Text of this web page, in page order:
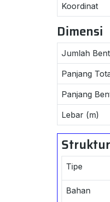
Koordinat
Dimensi
Jumlah
Panjang
Panjang
Lebar (m)
Tipe
Bahan